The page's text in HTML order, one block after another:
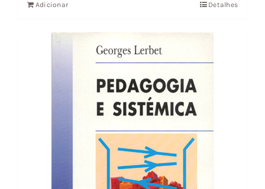
era:
Adicionar Detalhes